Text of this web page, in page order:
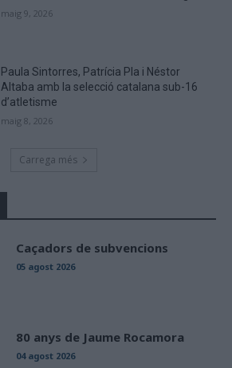
maig 9, 2026
Paula Sintorres, Patrícia Pla i Néstor
Altaba amb la selecció catalana sub-16
d’atletisme
maig 8, 2026
Carrega més
Caçadors de subvencions
05 agost 2026
80 anys de Jaume Rocamora
04 agost 2026